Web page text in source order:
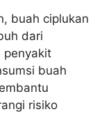
buah ciplukan
dari
penyakit
buah
risiko